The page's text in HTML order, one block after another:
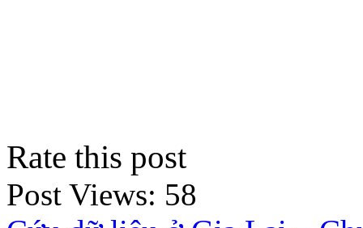
Rate this post
Post Views: 58